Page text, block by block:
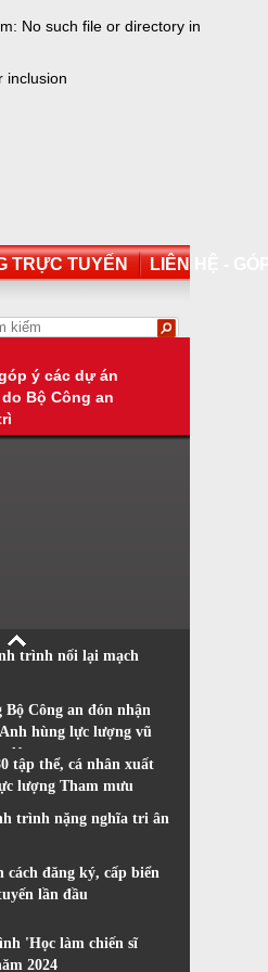
No such file or directory in
inclusion
TRỰC TUYẾN LIÊN HỆ -
ý các dự án
Bộ Công an
trình nối lại mạch
Bộ Công an đón nhận
hùng lực lượng vũ
dân
tập thể, cá nhân xuất
lượng Tham mưu
trình nặng nghĩa tri ân
cách đăng ký, cấp biển
lần đầu
'Học làm chiến sĩ
2024